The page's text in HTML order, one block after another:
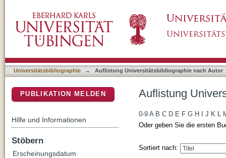
Universitätsbibliographie → Auflistung Universitätsbibliographie nach Autor
Auflistung
0-9 A B C D E F G H J K L
Oder geben Sie die ersten
Sortiert nach:
PUBLIKATION MELDEN
Hilfe und Informationen
Stöbern
Erscheinungsdatum